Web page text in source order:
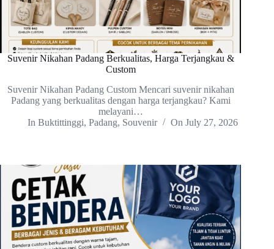
Suvenir Nikahan Padang Berkualitas, Harga Terjangkau &
Custom
Suvenir Nikahan Padang Custom Mencari suvenir nikahan
Padang yang berkualitas dengan harga terjangkau? Kami
melayani…
In Buktittinggi,Padang, Souvenir On July 27, 2026